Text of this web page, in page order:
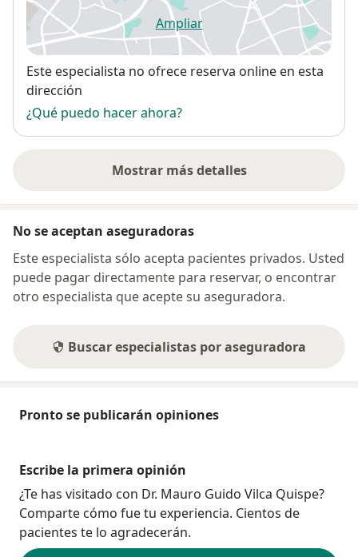
Ampliarse abre en una nueva
Disponibilidad
Este especialista no ofrece reserva online en esta
dirección
¿Qué puedo hacer ahora?
Mostrar más detalles
sobre la dirección
No se aceptan aseguradoras
Este especialista sólo acepta pacientes privados. Usted
puede pagar directamente para reservar, o encontrar
otro especialista que acepte su aseguradora.
Buscar especialistas por aseguradora
Pronto se publicarán opiniones
Escribe la primera opinión
¿Te has visitado con Dr. Mauro Guido Vilca Quispe?
Comparte cómo fue tu experiencia. Cientos de
pacientes te lo agradecerán.